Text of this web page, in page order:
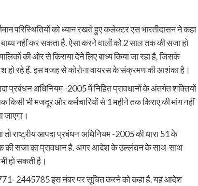
परिस्थितियों को ध्यान रखते हुए कलेक्टर एस भारतीदासन ने कहा
नहीं कर सकता है. ऐसा करने वालों को 2 साल तक की सजा हो
की ओर से किराया देने लिए बाध्य किया जा रहा है, जिसके
हो रहे हैं. इस वजह से कोरोना वायरस के संक्रमण की आशंका है।
प्रबंधन अधिनियम -2005 में निहित प्रावधानों के अंतर्गत शक्तियों
किसी भी मजदूर और कर्मचारियों से 1 महीने तक किराए की मांग नहीं
जाएगा।
तो राष्ट्रीय आपदा प्रबंधन अधिनियम -2005 की धारा 51 के
की सजा का प्रावधान है. अगर आदेश के उल्लंघन के साथ-साथ
हो सकती है।
2445785 इस नंबर पर सूचित करने को कहा है. यह आदेश